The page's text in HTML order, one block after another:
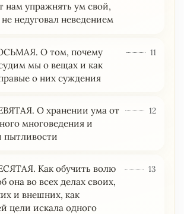
нам упражнять ум свой,
недуговал неведением
О том, почему
мы о вещах и как
о них суждения
11
О хранении ума от
многоведения и
пытливости
12
Как обучить волю
она во всех делах своих,
и внешних, как
цели искала одного
13